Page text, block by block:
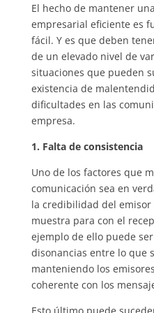
El hecho de mantener
empresarial eficiente es
fácil. Y es que deben
de un elevado nivel de
situaciones que pueden
existencia de
dificultades en las
empresa.
1. Falta de consistencia
Uno de los factores que
comunicación sea en
la credibilidad del emisor
muestra para con el
ejemplo de ello puede
disonancias entre lo que
manteniendo los
coherente con los